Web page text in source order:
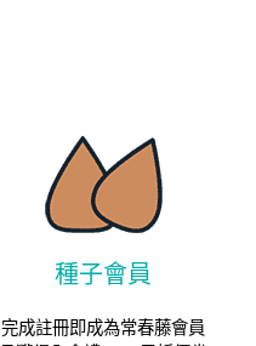
種子會員
完成註冊即成為常春藤會員